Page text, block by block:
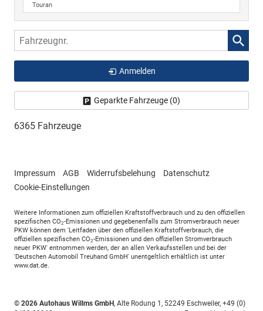
Touran
Fahrzeugnr.
Anmelden
Geparkte Fahrzeuge (0)
6365 Fahrzeuge
Impressum AGB Widerrufsbelehung
Datenschutz
Cookie-Einstellungen
Weitere Informationen zum offiziellen Kraftstoffverbrauch und zu den offiziellen
spezifischen CO2-Emissionen und gegebenenfalls zum Stromverbrauch neuer
PKW können dem 'Leitfaden über den offiziellen Kraftstoffverbrauch, die
offiziellen spezifischen CO2-Emissionen und den offiziellen Stromverbrauch
neuer PKW' entnommen werden, der an allen Verkaufsstellen und bei der
'Deutschen Automobil Treuhand GmbH' unentgeltlich erhältlich ist unter
www.dat.de.
© 2026 Autohaus Willms GmbH, Alte Rodung 1 , 52249 Eschweiler, +49 (0)